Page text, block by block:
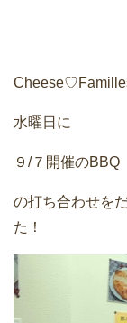
水曜日に
９/７開催のBBQ
の打ち合わせを
た！